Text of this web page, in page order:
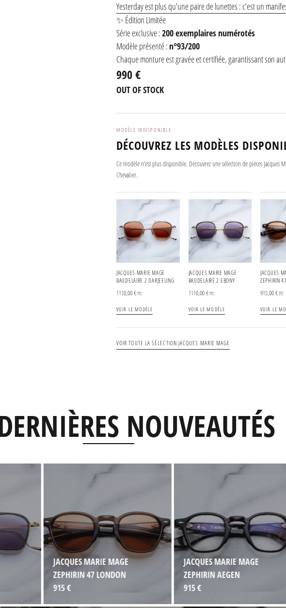
Yesterday est plus qu’une paire de lunettes : c’est un
✨ Édition Limitée
Série exclusive :200 exemplaires numérotés
Modèle présenté : n°93/200
Chaque monture est gravée et certifiée, garantissant son
990 €
OUT OF STOCK
MODÈLE INDISPONIBLE
DÉCOUVREZ LES MODÈLES
Ce modèle n’est plus disponible. Découvrez une sélection de pièces
Chevalier.
JACQUES MARIE MAGE
BAUDELAIRE 2 DARJEELING
1110,00€TTC
VOIR LE MODÈLE
JACQUES MARIE MAGE
BAUDELAIRE 2 EBONY
1110,00€TTC
VOIR LE MODÈLE
JACQUES
ZEPHIRIN
915,00€TTC
VOIR LE
VOIR TOUTE LA SÉLECTION JACQUES MARIE MAGE
NOUVEAUTÉS
JACQUES MARIE MAGE
ZEPHIRIN 47 LONDON
915 €
JACQUES MARIE MAGE
ZEPHIRIN AEGEN
915 €